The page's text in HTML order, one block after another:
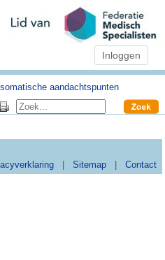
Inloggen
aandachtspunten
| Sitemap| Contact